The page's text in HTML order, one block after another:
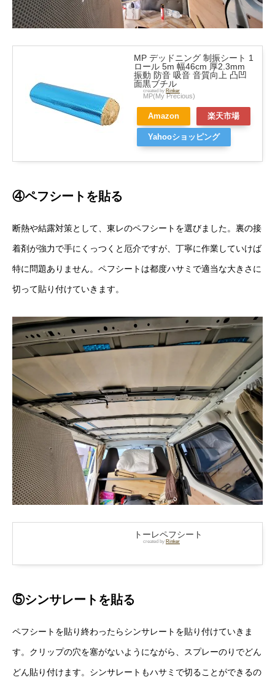
MP デッドニング 制振シート 1
ロール 5m 幅46cm 厚2.3mm
振動 防音 吸音 音質向上 凸凹
面黒ブチル
created by Rinker
MP(My Precious)
Amazon 楽天市場
Yahooショッピング
④ペフシートを貼る
断熱や結露対策として、東レのペフシートを選びました。裏の接
着剤が強力で手にくっつくと厄介ですが、丁寧に作業していけば
特に問題ありません。ペフシートは都度ハサミで適当な大きさに
切って貼り付けていきます。
トーレペフシート
created by Rinker
⑤シンサレートを貼る
ペフシートを貼り終わったらシンサレートを貼り付けていきま
す。クリップの穴を塞がないようにながら、スプレーのりでどん
どん貼り付けます。シンサレートもハサミで切ることができるの